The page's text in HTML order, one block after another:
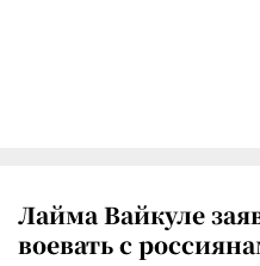
Лайма Вайкуле
воевать с